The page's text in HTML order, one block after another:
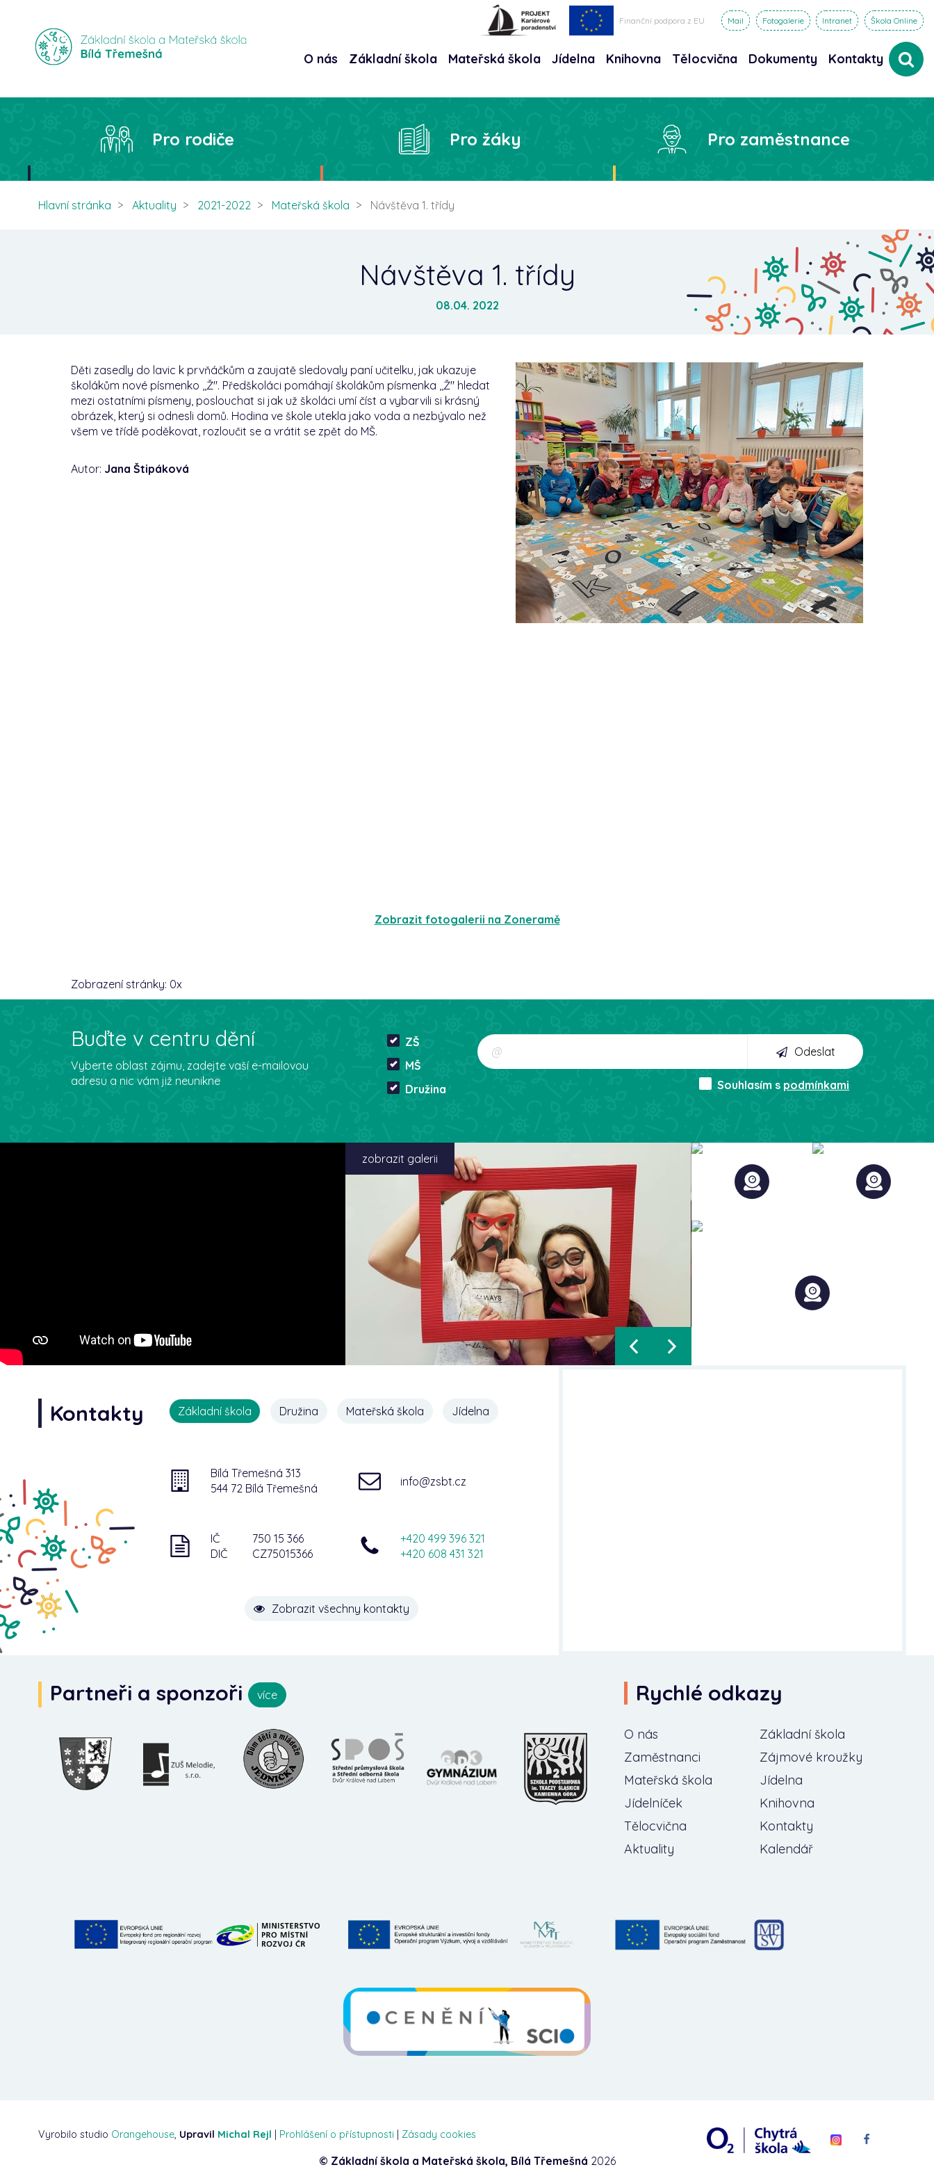
Finanční podpora z EU Mail Fotogalerie Intranet Škola Online
O nás Základní škola Mateřská škola Jídelna Knihovna Tělocvična Dokumenty Kontakty
Pro rodiče Pro žáky Pro zaměstnance
Hlavní stránka Aktuality 2021-2022 Mateřská škola Návštěva 1. třídy
Návštěva 1. třídy
08.04. 2022
Děti zasedly do lavic k prvňáčkům a zaujatě sledovaly paní učitelku, jak ukazuje
školákům nové písmenko ,,Ž". Předškoláci pomáhají školákům písmenka ,,Ž" hledat
mezi ostatními písmeny, poslouchat si jak už školáci umí číst a vybarvili si krásný
obrázek, který si odnesli domů. Hodina ve škole utekla jako voda a nezbývalo než
všem ve třídě poděkovat, rozloučit se a vrátit se zpět do MŠ.
Autor: Jana Štipáková
Zobrazit fotogalerii na Zoneramě
Zobrazení stránky: 0x
Buďte v centru dění
Vyberte oblast zájmu, zadejte vaší e-mailovou
adresu a nic vám již neunikne
ZŠ
MŠ
Družina
Odeslat
Souhlasím s podmínkami
zobrazit galerii
Kontakty Základní škola Družina Mateřská škola Jídelna
Bílá Třemešná 313
544 72 Bílá Třemešná
info@zsbt.cz
IČ
750 15 366
DIČ
CZ75015366
+420 499 396 321
+420 608 431 321
Zobrazit všechny kontakty
Partneři a sponzoři více Rychlé odkazy
O nás
Základní škola
Zaměstnanci
Zájmové kroužky
Mateřská škola
Jídelna
Jídelníček
Knihovna
Tělocvična
Kontakty
Aktuality
Kalendář
Vyrobilo studio Orangehouse, Upravil Michal Rejl | Prohlášení o přístupnosti |Zásady cookies
© Základní škola a Mateřská škola, Bílá Třemešná 2026